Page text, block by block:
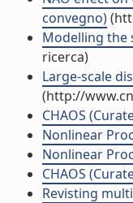
convegno)
Modelling the
ricerca)
Large-scale
(http://
CHAOS
Nonlinear
Nonlinear
CHAOS
Revisting